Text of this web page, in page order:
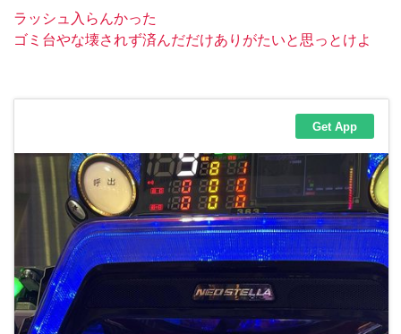
ラッシュ入らんかった
ゴミ台やな壊されず済んだだけありがたいと思っとけよ